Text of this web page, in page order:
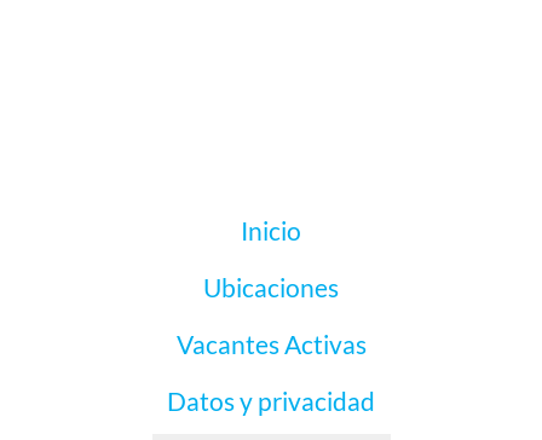
Inicio
Ubicaciones
Vacantes Activas
Datos y privacidad